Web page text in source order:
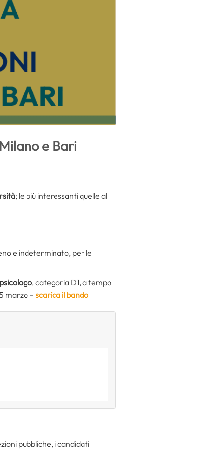
e Bari
; le più interessanti quelle al
e indeterminato, per le
psicologo, categoria D1, a tempo
marzo –scarica il bando
pubbliche, i candidati